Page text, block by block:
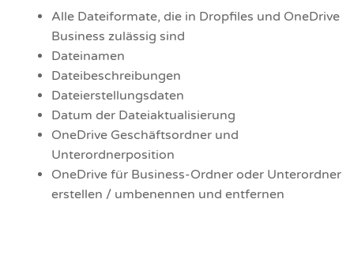
Alle Dateiformate, die in Dropfiles und OneDrive
Business zulässig sind
Dateinamen
Dateibeschreibungen
Dateierstellungsdaten
Datum der Dateiaktualisierung
OneDrive Geschäftsordner und
Unterordnerposition
OneDrive für Business-Ordner oder Unterordner
erstellen / umbenennen und entfernen